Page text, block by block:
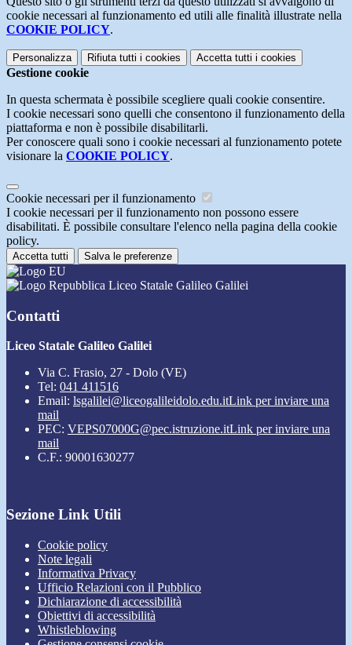
cookie necessari al funzionamento ed utili alle finalità illustrate nella
COOKIE POLICY.
Personalizza Rifiuta tutti i cookies Accetta tutti i cookies
Gestione cookie
In questa schermata è possibile scegliere quali cookie consentire.
I cookie necessari sono quelli che consentono il funzionamento della
piattaforma e non è possibile disabilitarli.
Per conoscere quali sono i cookie necessari al funzionamento potete
visionare la COOKIE POLICY.
Cookie necessari per il funzionamento
I cookie necessari per il funzionamento non possono essere
disabilitati. È possibile consultare l'elenco nella pagina della cookie
policy.
Accetta tutti Salva le preferenze
Liceo Statale Galileo Galilei
Contatti
Liceo Statale Galileo Galilei
Via C. Frasio, 27 - Dolo (VE)
Tel: 041 411516
Email: lsgalilei@liceogalileidolo.edu.itLink per inviare una
mail
PEC: VEPS07000G@pec.istruzione.itLink per inviare una
mail
C.F.: 90001630277
Sezione Link Utili
Cookie policy
Note legali
Informativa Privacy
Ufficio Relazioni con il Pubblico
Dichiarazione di accessibilità
Obiettivi di accessibilità
Whistleblowing